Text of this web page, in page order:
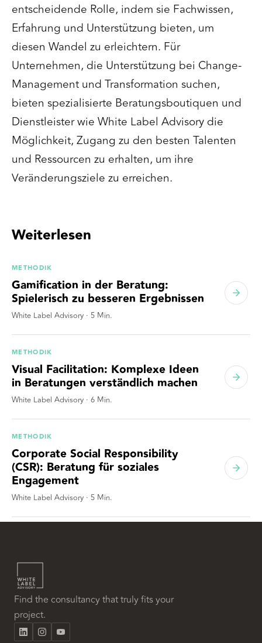
entscheidende Rolle, indem sie Fachwissen,
Erfahrung und Unterstützung bieten, um
diesen Wandel zu erleichtern. Für
Unternehmen, die Unterstützung bei Change-
Management und Transformation suchen,
bieten spezialisierte Beratungsboutiquen und
Dienstleister wie White Label Advisory die
Möglichkeit, Zugang zu den besten Talenten
und Ressourcen zu erhalten, um ihre
Veränderungsziele zu erreichen.
Weiterlesen
METHODIK
Gamification in der Beratung:
Spielerisch zu besseren Ergebnissen
White Label Advisory · 5 Min.
METHODIK
Visual Facilitation: Komplexe Ideen
in Beratungen verständlich machen
White Label Advisory · 6 Min.
METHODIK
Corporate Social Responsibility
(CSR): Beratung für soziales
Engagement
White Label Advisory · 5 Min.
Find the consultancy that truly fits your
project.